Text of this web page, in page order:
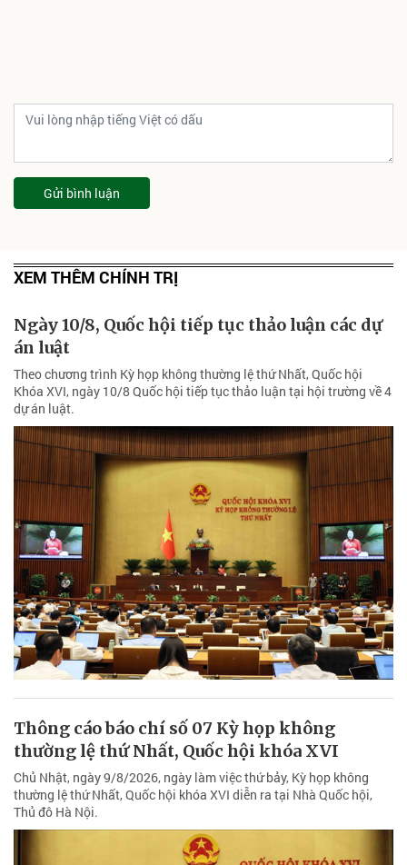
Gửi bình luận
XEM THÊM CHÍNH TRỊ
Ngày 10/8, Quốc hội tiếp tục thảo luận các dự
án luật
Theo chương trình Kỳ họp không thường lệ thứ Nhất, Quốc hội
Khóa XVI, ngày 10/8 Quốc hội tiếp tục thảo luận tại hội trường về 4
dự án luật.
Thông cáo báo chí số 07 Kỳ họp không
thường lệ thứ Nhất, Quốc hội khóa XVI
Chủ Nhật, ngày 9/8/2026, ngày làm việc thứ bảy, Kỳ họp không
thường lệ thứ Nhất, Quốc hội khóa XVI diễn ra tại Nhà Quốc hội,
Thủ đô Hà Nội.